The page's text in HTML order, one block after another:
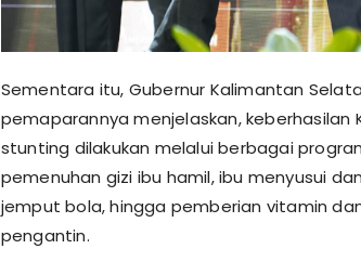
Sementara itu, Gubernur Kalimantan
pemaparannya menjelaskan, keberhasilan
stunting dilakukan melalui berbagai
pemenuhan gizi ibu hamil, ibu menyusui
jemput bola, hingga pemberian vitamin
pengantin.